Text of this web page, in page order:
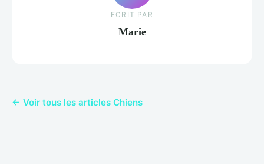
ECRIT PAR
Marie
← Voir tous les articles Chiens